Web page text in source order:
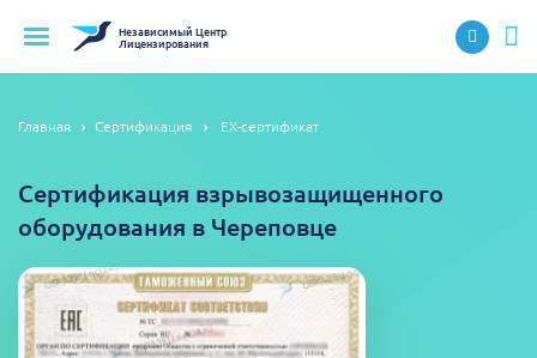
НезависимыйЦентр
Лицензирования
Главная Сертификация EX-сертификат
Сертификация взрывозащищенного
оборудования в Череповце